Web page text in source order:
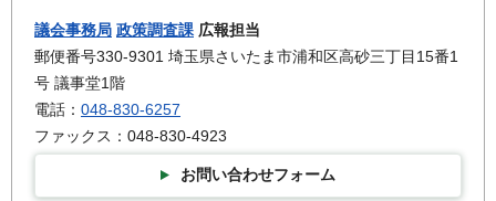
議会事務局 政策調査課 広報担当
郵便番号330-9301 埼玉県さいたま市浦和区高砂三丁目15番1
号 議事堂1階
電話： 048-830-6257
ファックス：048-830-4923
お問い合わせフォーム